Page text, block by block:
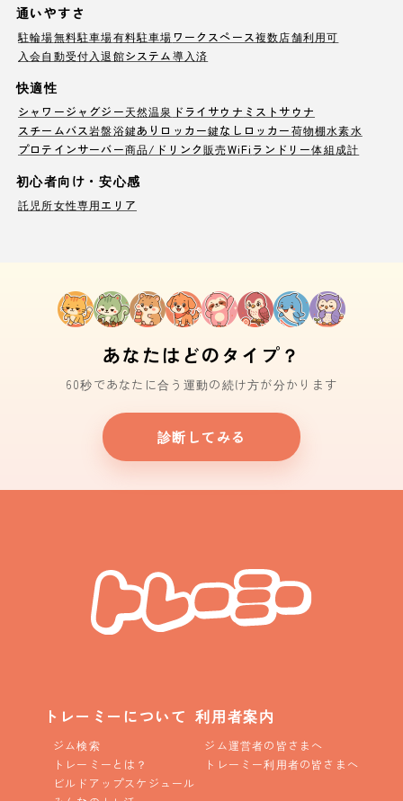
通いやすさ
駐輪場無料駐車場有料駐車場ワークスペース複数店舗利用可
入会自動受付 入退館システム導入済
快適性
シャワージャグジー天然温泉 ドライサウナ ミストサウナ
スチームバス岩盤浴鍵ありロッカー鍵なしロッカー荷物棚水素水
プロテインサーバー商品/ドリンク販売WiFi ランドリー体組成計
初心者向け・安心感
託児所女性専用エリア
あなたはどのタイプ？
60秒であなたに合う運動の続け方が分かります
診断してみる
トレーミーについて
ジム検索
トレーミーとは？
ビルドアップスケジュール
利用者案内
ジム運営者の皆さまへ
トレーミー利用者の皆さまへ